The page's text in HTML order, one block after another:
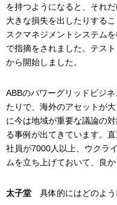
を持つようになると、それ
大きな損失を出したりする
スクマネジメントシステム
で指摘をされました。テス
から開始しました。
ABBのパワーグリッドビジ
たりで、海外のアセットが
に今は地域が重要な議論の
る事例が出てきています。
社員が7000人以上、ウクラ
ムを立ち上げておいて、良か
太子堂 具体的にはどのよう